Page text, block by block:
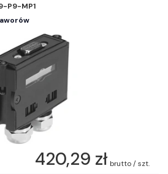
P9-MP1
420,29 zł brutto / szt.